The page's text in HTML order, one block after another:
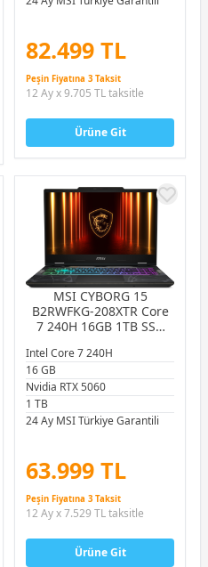
82.499 TL
Peşin Fiyatına 3 Taksit
12 Ay x 9.705 TL taksitle
Ürüne Git
MSI CYBORG 15
B2RWFKG-208XTR Core
7 240H 16GB 1TB SSD
FHD 144Hz FreeDOS
Gaming Notebook
Intel Core 7 240H
16 GB
Nvidia RTX 5060
1 TB
24 Ay MSI Türkiye Garantili
63.999 TL
Peşin Fiyatına 3 Taksit
12 Ay x 7.529 TL taksitle
Ürüne Git